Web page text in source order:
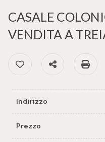
CASALE
VENDITA A
Preferiti: Cod. 33621
Condividi
Indirizzo
Prezzo
Richiedi
immobile
vendi il
immobile
Provincia
Comune